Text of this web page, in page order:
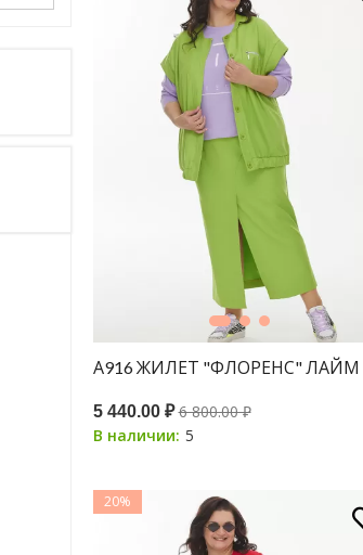
А916 ЖИЛЕТ "ФЛОРЕНС" ЛАЙМ
5 440.00 ₽6 800.00 ₽
В наличии: 5
20%